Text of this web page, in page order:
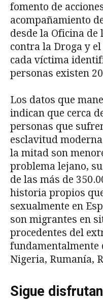
fomento de
acompañamiento
desde la Oficina de
contra la Droga y
cada víctima
personas existen
Los datos que
indican que cerca
personas que
esclavitud
la mitad son
problema lejano,
de las más de
historia propios
sexualmente en
son migrantes en
procedentes del
fundamentalmente
Nigeria, Rumanía,
Sigue